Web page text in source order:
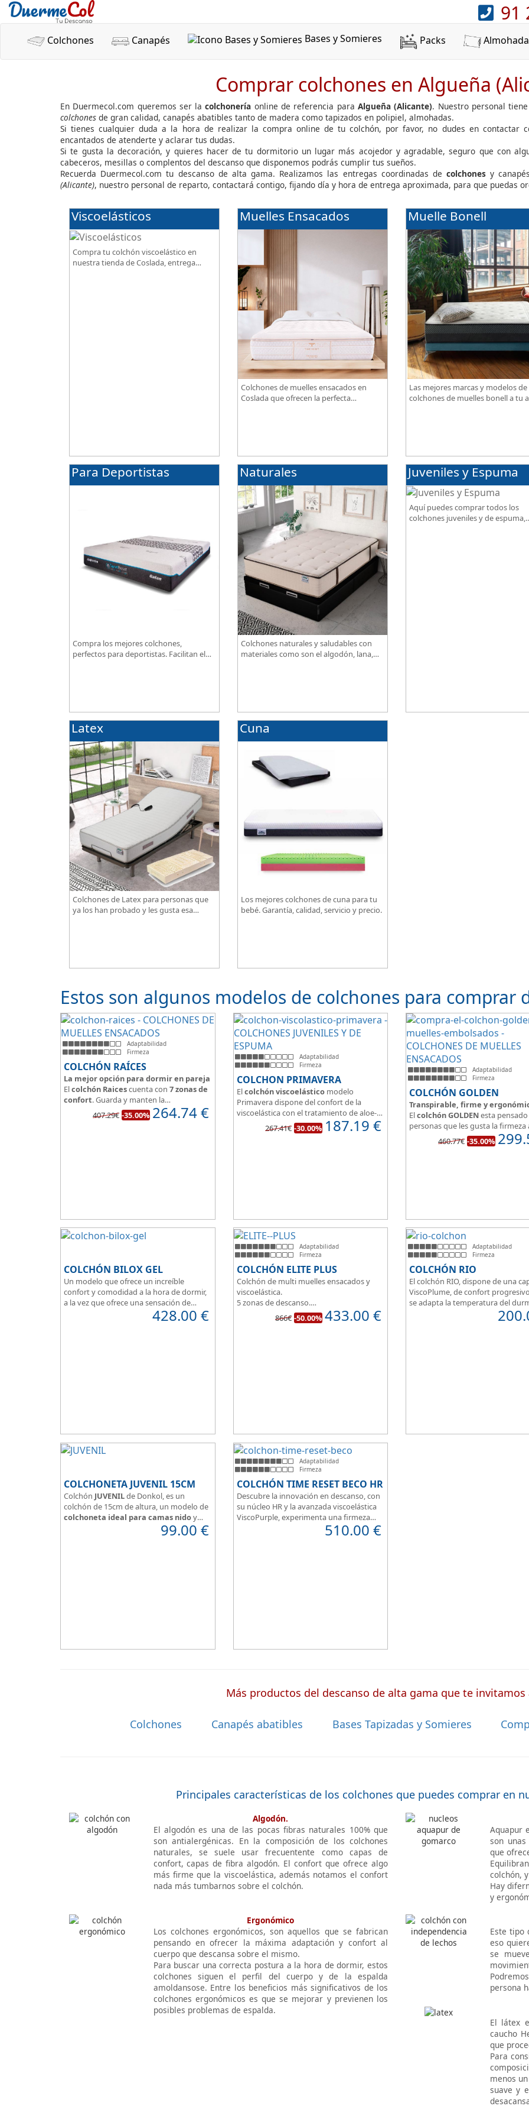
91
Colchones Canapés Bases y Somieres Packs
Comprar colchones en Algueña
En Duermecol.com queremos ser lacolchonería online de referencia para Algueña (Alicante). Nuestro personal
colchones de gran calidad, canapés abatibles tanto de madera como tapizados en polipiel, almohadas.
Si tienes cualquier duda a la hora de realizar la compra online de tu colchón, por favor, no dudes en contactar
encantados de atenderte y aclarar tus dudas.
Si te gusta la decoración, y quieres hacer de tu dormitorio un lugar más acojedor y agradable, seguro que con
cabeceros, mesillas o complentos del descanso que disponemos podrás cumplir tus sueños.
Recuerda Duermecol.com tu descanso de alta gama. Realizamos las entregas coordinadas decolchones y
(Alicante), nuestro personal de reparto, contactará contigo, fijando día y hora de entrega aproximada, para que puedas
Viscoelásticos
Compra tu colchón viscoelástico en
nuestra tienda de Coslada, entrega
Muelles Ensacados
Colchones de muelles ensacados en
Coslada que ofrecen la perfecta
Muelle Bonell
Las mejores marcas y modelos de
colchones de muelles bonell a tu
Para Deportistas
Compra los mejores colchones,
perfectos para deportistas. Facilitan el
Naturales
Colchones naturales y saludables con
materiales como son el algodón, lana,
Juveniles y Espuma
Aquí puedes comprar todos los
colchones juveniles y de espuma,
Latex
Colchones de Latex para personas que
ya los han probado y les gusta esa
Cuna
Los mejores colchones de cuna para tu
bebé. Garantía, calidad, servicio y precio.
Estos son algunos modelos de colchones para comprar
Adaptabilidad
Firmeza
COLCHÓN RAÍCES
La mejor opción para dormir en pareja
Elcolchón Raicescuenta con 7 zonas de
confort. Guarda y manten la
independencia de lechos, un buen
colchón para dormir en pareja.
407.29€ -35.00% 264.74€
Adaptabilidad
Firmeza
COLCHON PRIMAVERA
Elcolchón viscoelásticomodelo
Primavera dispone del confort de la
viscoelástica con el tratamiento de aloe-
vera y la malla 3D para facilitar la
transpiración.
267.41€ -30.00% 187.19 €
Adaptabilidad
Firmeza
COLCHÓN GOLDEN
Transpirable, firme y
Elcolchón GOLDENesta
personas que les gusta la firmeza
hora de dormir, pero sin perder
y adaptabilidad que nos ofrece la
460.77€ -35.00%
COLCHÓN BILOX GEL
Un modelo que ofrece un increíble
confort y comodidad a la hora de dormir,
a la vez que ofrece una sensación de
El tejido del colchón Ultra Violet428.00 €
Adaptabilidad
Firmeza
COLCHÓN ELITE PLUS
Colchón de multi muelles ensacados y
viscoelástica.
5 zonas de descanso.
Box perimetral HR30K multiperforado.
Para personas que buscan la comodidad
866€ -50.00% 433.00 €
Adaptabilidad
Firmeza
COLCHÓN RIO
El colchón RIO, dispone de una
ViscoPlume, de confort
se adapta la temperatura del
por la otra cara del colchón,
capa de confort Cotton, algodón
COLCHONETA JUVENIL 15CM
Colchón JUVENILde Donkol, es un
colchón de 15cm de altura, un modelo de
colchoneta ideal para camas nidoy
espacios con altura reducida.
núcleo de espuma de alta99.00 €
Adaptabilidad
Firmeza
COLCHÓN TIME RESET BECO HR
Descubre la innovación en descanso, con
su núcleo HR y la avanzada viscoelástica
ViscoPurple, experimenta una firmeza
media perfecta para un sueño reparador.
Disfruta de su transpirabilidad y gran
510.00 €
Más productos del descanso de alta gama que te invitamos
Colchones Canapés abatibles Bases Tapizadas y Somieres
Principales características de los colchones que puedes comprar en
Algodón.
El algodón es una de las pocas fibras naturales 100% que
son antialergénicas. En la composición de los colchones
naturales, se suele usar frecuentente como capas de
confort, capas de fibra algodón. El confort que ofrece algo
más firme que la viscoelástica, además notamos el confort
nada más tumbarnos sobre el colchón.
Aquapur
son
que
colchón,
Hay
y
Ergonómico
Los colchones ergonómicos, son aquellos que se fabrican
pensando en ofrecer la máxima adaptación y confort al
cuerpo que descansa sobre el mismo.
Para buscar una correcta postura a la hora de dormir, estos
colchones siguen el perfil del cuerpo y de la espalda
amoldansose. Entre los beneficios más significativos de los
colchones ergonómicos es que se mejorar y previenen los
posibles problemas de espalda.
Este tipo
eso
se
persona
El látex
caucho
que
Para
menos
suave y